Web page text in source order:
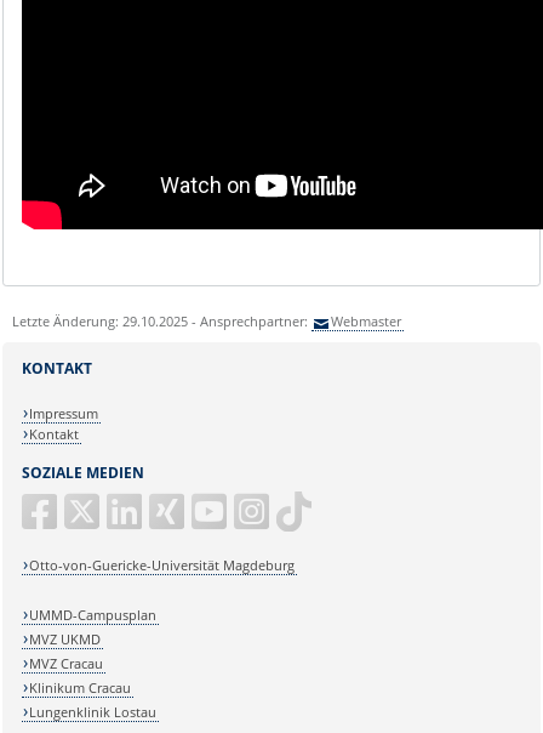
Letzte Änderung: 29.10.2025 - Ansprechpartner: Webmaster
SOZIALE MEDIEN
Otto-von-Guericke-Universität Magdeburg
KONTAKT
Impressum
Kontakt
UMMD-Campusplan
MVZ UKMD
MVZ Cracau
Klinikum Cracau
Lungenklinik Lostau